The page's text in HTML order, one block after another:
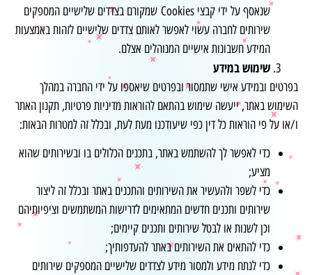
שנאסף על ידי קבצי Cookies שמקורם בצדדים שלישיים המספקים
שירותים לחברה עשוי לאפשר לאותם צדדים שלישיים לזהות באמצעות
המידע חשבונות אישיים המנוהלים אצלם.
שימוש במידע
בפרטים ובמידע אישי שתמסור ובפרטים שיאספו על ידי החברה במהלך
השימוש באתר, ייעשה שימוש בהתאם להוראות מדיניות פרטיות, תקנון האתר
ו/או על פי הוראות כל דין כפי שיעודכנו מעת לעת, ובכלל זה למטרות הבאות:
כדי לאפשר לך להשתמש באתר, בתכנים הכלולים בו ובשירותים שהוא
מציע;
כדי לשפר ולהעשיר את השירותים והתכנים באתר ובכלל זה ליצור
שירותים ותכנים חדשים המתאימים לדרישות המשתמשים וציפיותיהם
וכן לשנות או לבטל שירותים ותכנים קיימים;
כדי להתאים את השירותים באתר להעדפותיך;
כדי לנתח מידע ולמסור מידע לצדדים שלישיים המספקים שירותים